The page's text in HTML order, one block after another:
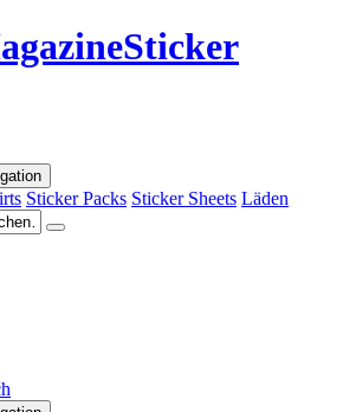
Sticker
Sticker Packs Sticker Sheets Läden